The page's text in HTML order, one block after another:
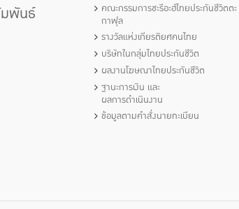
มพันธ์
คณะกรรมการชะรีอะฮ์ไทยประกันชีวิตตะ
กาฟุล
รางวัลแห่งเกียรติยศคนไทย
บริษัทในกลุ่มไทยประกันชีวิต
ผลงานโฆษณาไทยประกันชีวิต
ฐานะการเงิน และ
ผลการดำเนินงาน
ข้อมูลตามคำสั่งนายทะเบียน